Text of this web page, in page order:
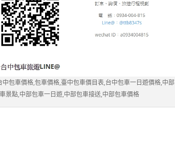
包車價格,包車價格,臺中包車價目表,台中包車一日遊價格,中部
景點,中部包車一日遊,中部包車接送,中部包車價格